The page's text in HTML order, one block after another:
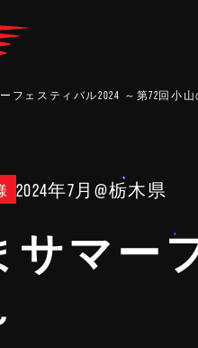
フェスティバル2024 ～第72回小山
2024年7月@栃木県
サマー